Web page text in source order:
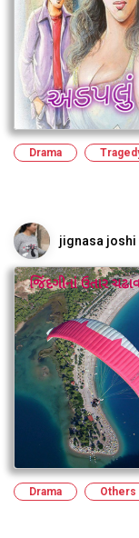
Drama
jignasa joshi
Drama Others